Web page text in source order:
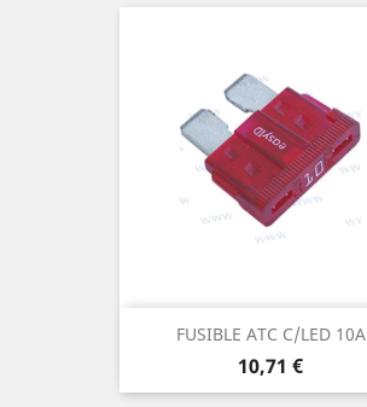
FUSIBLE ATC C/LED 10A
Prix
10,71 €